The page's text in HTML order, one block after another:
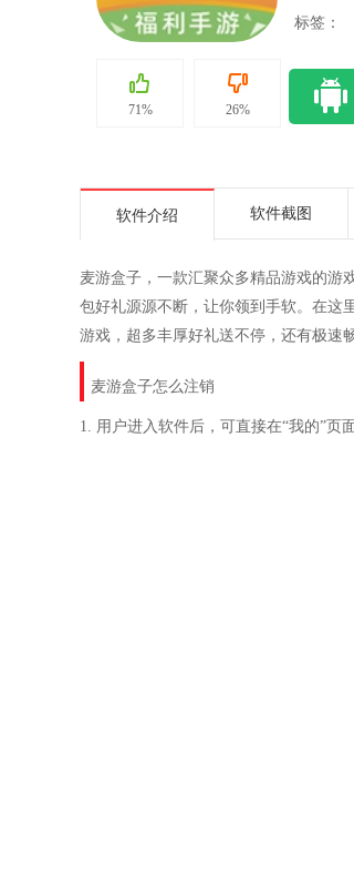
71% 26%
标签：
软件介绍 软件截图
麦游盒子，一款汇聚众多精品游戏的游
包好礼源源不断，让你领到手软。在这
游戏，超多丰厚好礼送不停，还有极速
麦游盒子怎么注销
1. 用户进入软件后，可直接在“我的”页